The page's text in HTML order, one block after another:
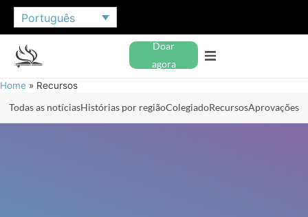
Português
Doar
agora
Home » Recursos
Todas as notíciasHistórias por regiãoColegiadoRecursosAprovações